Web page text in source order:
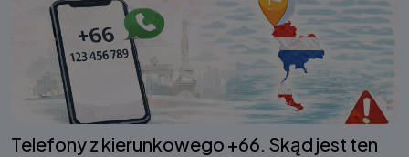
Telefony z kierunkowego +66. Skąd jest ten